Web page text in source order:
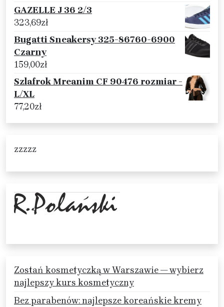
GAZELLE J 36 2/3
323,69zł
Bugatti Sneakersy 325-86760-6900
Czarny
159,00zł
Szlafrok Mreanim CF 90476 rozmiar -
L/XL
77,20zł
zzzzz
Zostań kosmetyczką w Warszawie — wybierz
najlepszy kurs kosmetyczny
Bez parabenów: najlepsze koreańskie kremy